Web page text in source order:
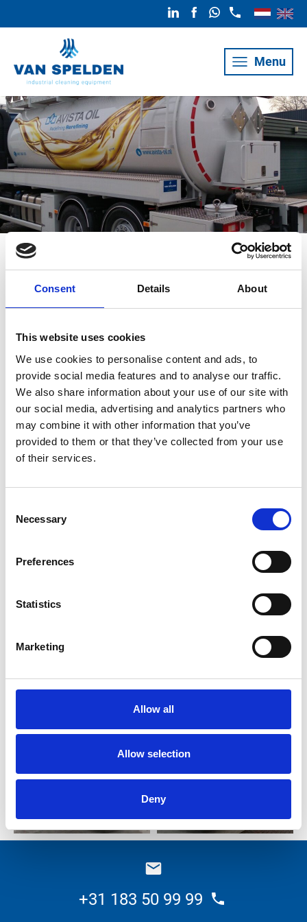
Consent Details About
This website uses cookies
We use cookies to personalise content and ads, to
provide social media features and to analyse our traffic.
We also share information about your use of our site with
our social media, advertising and analytics partners who
may combine it with other information that you’ve
provided to them or that they’ve collected from your use
of their services.
Selection
Necessary
Preferences
Statistics
Marketing
Allow all
Allow selection
Deny
Menu
Nieuwe
olieinzamelwage
n voor AVISTA
OIL
De transformatie naar AVISTA OIL begint nu echt
zichtbaar te worden. In samenwerking met Harbers Trucks
huisstijl afgeleverd. Dit betreft een 3 compartimenten ADR
liter voor het inzamelen van afgewerkte olie, koelvloeistof
weegsysteem van Welvaarts en is voorzien van een
+31 183 50 99 99